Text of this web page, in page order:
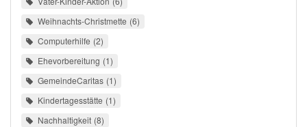
Weihnachts-Christmette 6
Computerhilfe 2
Ehevorbereitung 1
GemeindeCaritas 1
Kindertagesstätte 1
Nachhaltigkeit 8